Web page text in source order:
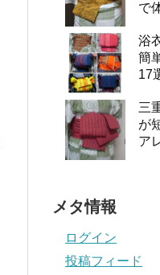
で
浴
簡
17
三
が
ア
メタ情報
ログイン
投稿フィード